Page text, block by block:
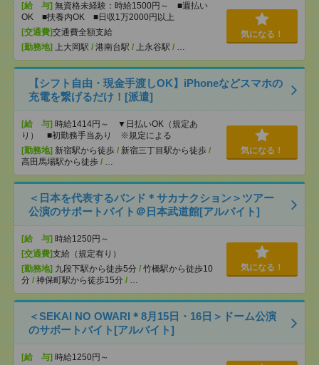
[給 与] 無資格未経験：時給1500円～ ■週払い
OK ■扶養内OK ■日収1万2000円以上
[交通費]交通費全額支給
[勤務地] 上大岡駅 / 港南台駅 / 上永谷駅 / …
気になる！
【シフト自由・現金手渡しOK】iPhoneなどスマホの
充電を繋げるだけ！[派遣]
[給 与] 時給1414円～ ▼日払いOK（規定あ
り） ■初勤務手当あり ※規定による
[勤務地] 新宿駅から徒歩 / 新宿三丁目駅から徒歩 /
高田馬場駅から徒歩 / …
気になる！
＜日本を代表するバンド＊サカナクション＞ツアー
公演のサポートバイト＠日本武道館[アルバイト]
[給 与] 時給1250円～
[交通費]支給（規定有り）
[勤務地] 九段下駅から徒歩5分 / 竹橋駅から徒歩10
分 / 神保町駅から徒歩15分 / …
気になる！
＜SEKAI NO OWARI＊8月15日・16日＞ドーム公演
のサポートバイト[アルバイト]
[給 与] 時給1250円～